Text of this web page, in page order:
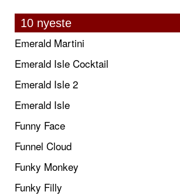
10 nyeste
Emerald Martini
Emerald Isle Cocktail
Emerald Isle 2
Emerald Isle
Funny Face
Funnel Cloud
Funky Monkey
Funky Filly